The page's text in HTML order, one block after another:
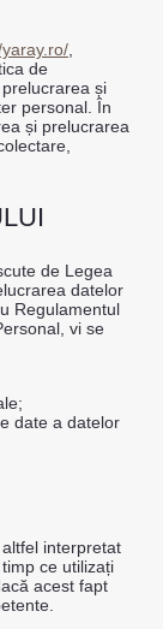
,
de
și
personal. În
și prelucrarea
de Legea
datelor
Regulamentul
vi se
date a datelor
interpretat
ce utilizați
acest fapt